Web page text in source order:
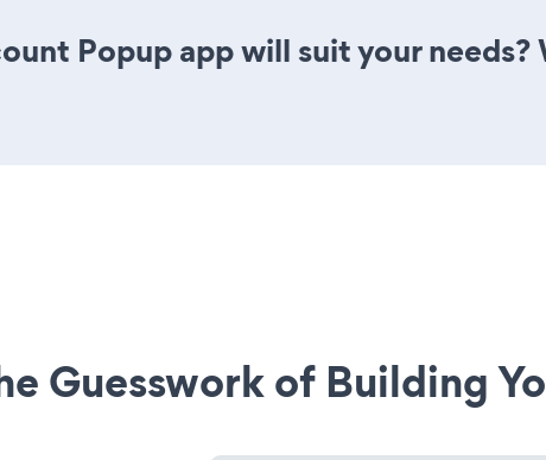
Popup app will suit your needs?
Guesswork of Building